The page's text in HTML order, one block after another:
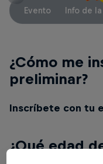
Evento Info de
¿Cómo me
preliminar?
Inscríbete con tu
¿Qué edad